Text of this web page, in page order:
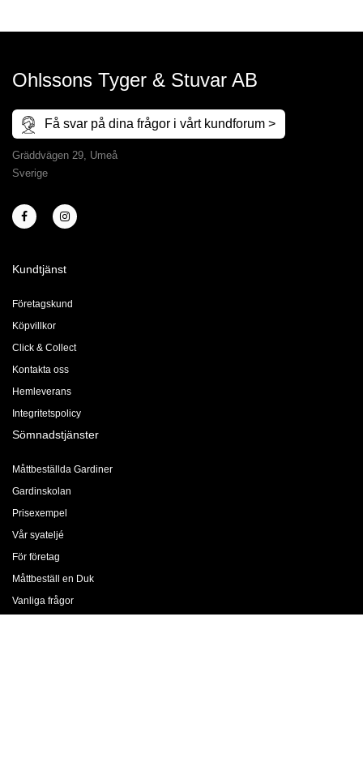
Ohlssons Tyger & Stuvar AB
Få svar på dina frågor i vårt kundforum >
Gräddvägen 29, Umeå
Sverige
Kundtjänst
Företagskund
Köpvillkor
Click & Collect
Kontakta oss
Hemleverans
Integritetspolicy
Sömnadstjänster
Måttbeställda Gardiner
Gardinskolan
Prisexempel
Vår syateljé
För företag
Måttbeställ en Duk
Vanliga frågor